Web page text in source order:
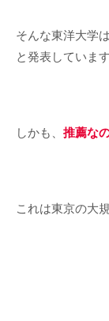
そんな東洋大学
と発表しています
しかも、 推薦な
これは東京の大